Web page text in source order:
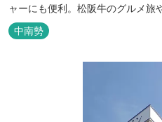
ャーにも便利。松阪牛のグルメ旅
中南勢